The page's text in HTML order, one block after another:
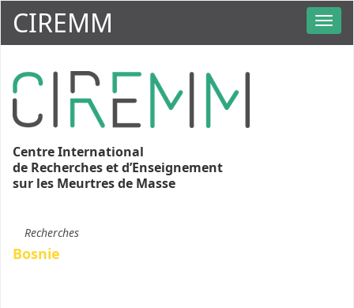
CIREMM
Centre International
de Recherches et d’Enseignement
sur les Meurtres de Masse
Recherches
Bosnie